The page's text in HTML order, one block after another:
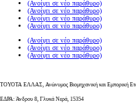
(Ανοίγει σε νέο παράθυρο)
(Ανοίγει σε νέο παράθυρο)
(Ανοίγει σε νέο παράθυρο)
(Ανοίγει σε νέο παράθυρο)
(Ανοίγει σε νέο παράθυρο)
(Ανοίγει σε νέο παράθυρο)
(Ανοίγει σε νέο παράθυρο)
ΤΟΥΟΤΑ ΕΛΛΑΣ, Ανώνυμος Βιομηχανική και Εμπορική
ΕΔΡΑ: Άνδρου 8, Γλυκά Νερά, 15354